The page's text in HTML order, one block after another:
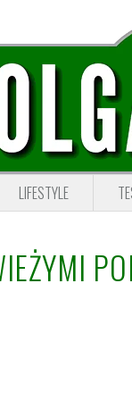
LIFESTYLE